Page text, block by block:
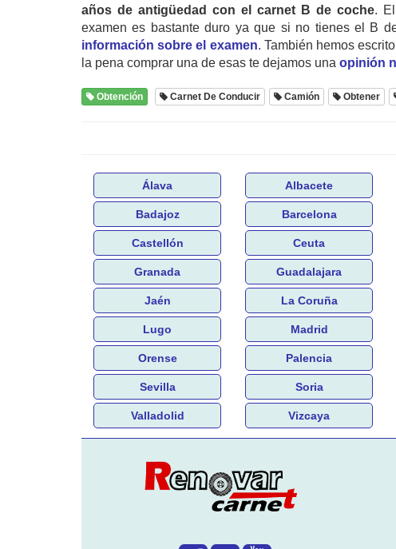
años de antigüedad con el carnet B de coche.
examen es bastante duro ya que si no tienes el B
información sobre el examen. También hemos
la pena comprar una de esas te dejamos una opinión
Obtención Carnet De Conducir Camión Obtener
Álava Albacete
Badajoz Barcelona
Castellón Ceuta
Granada Guadalajara
Jaén La Coruña
Lugo Madrid
Orense Palencia
Sevilla Soria
Valladolid Vizcaya